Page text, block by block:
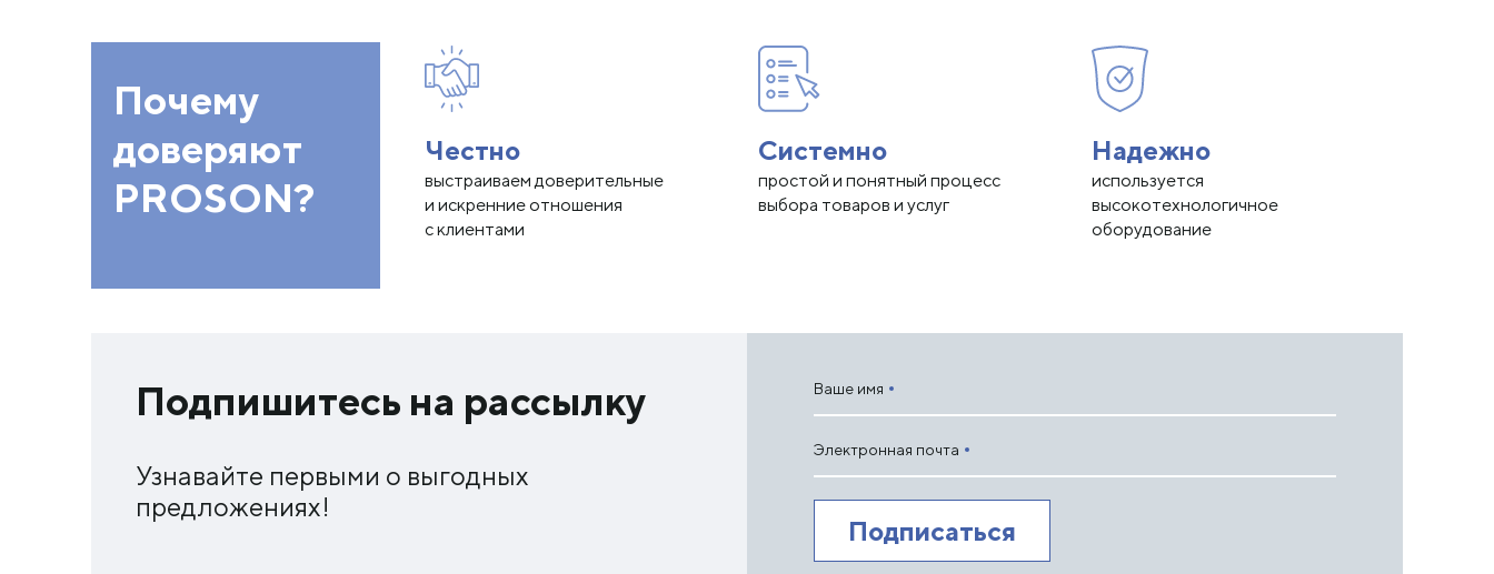
Почему
доверяют
PROSON?
Честно
выстраиваем доверительные
и искренние отношения
с клиентами
Системно
простой и понятный процесс
выбора товаров и услуг
Надежно
используется
высокотехнологичное
оборудование
Подпишитесь на рассылку
Узнавайте первыми о выгодных
предложениях!
Ваше имя
Электронная почта